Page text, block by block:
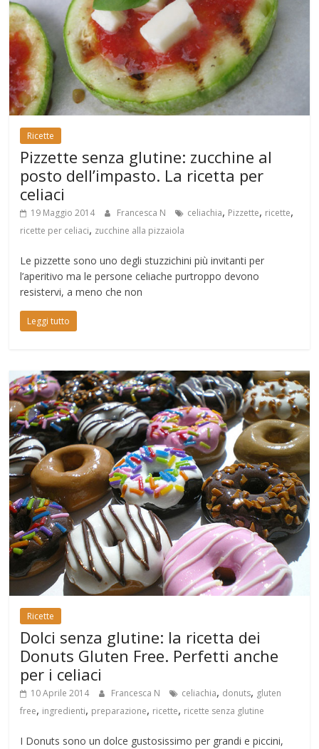
Ricette
Pizzette senza glutine: zucchine al
posto dell’impasto. La ricetta per
celiaci
19 Maggio 2014 Francesca N celiachia, Pizzette, ricette,
ricette per celiaci, zucchine alla pizzaiola
Le pizzette sono uno degli stuzzichini più invitanti per
l’aperitivo ma le persone celiache purtroppo devono
resistervi, a meno che non
Leggi tutto
Ricette
Dolci senza glutine: la ricetta dei
Donuts Gluten Free. Perfetti anche
per i celiaci
10 Aprile 2014 Francesca N celiachia, donuts, gluten
free, ingredienti, preparazione, ricette, ricette senza glutine
I Donuts sono un dolce gustosissimo per grandi e piccini,